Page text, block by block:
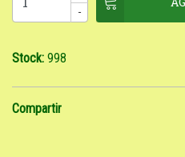
-
Stock: 998
Compartir